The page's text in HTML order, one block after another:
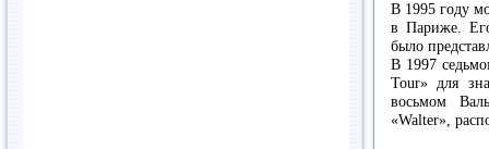
В 1995 году
в Париже.
было
В 1997
Tour» для
восьмом
«Walter»,